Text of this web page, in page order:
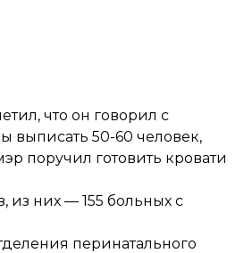
что он говорил с
50-60 человек,
поручил готовить кровати
из них — 155 больных с
перинатального